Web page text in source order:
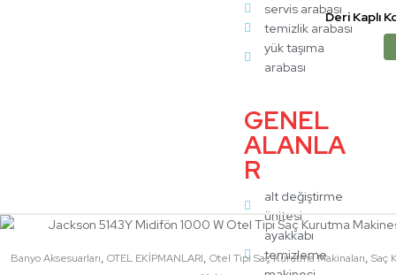
servis arabası
temizlik arabası
yük taşıma
arabası
GENEL
ALANLA
R
alt değiştirme
ünitesi
ayakkabı
temizleme
Deri Kaplı
Banyo Aksesuarları, OTEL EKİPMANLARI, Otel Tipi Saç Kurutma Makinaları, Saç